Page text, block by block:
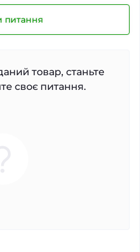
питання
товар, станьте
своє питання.